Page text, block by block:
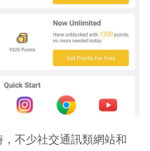
不少社交通訊類網站和